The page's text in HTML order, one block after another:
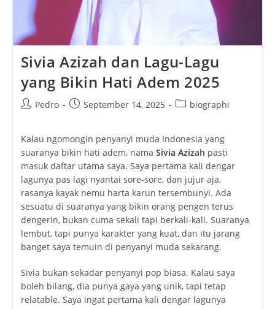
Sivia Azizah dan Lagu-Lagu
yang Bikin Hati Adem 2025
PostPedro
PostSeptember 14, 2025
Postbiographi
Kalau ngomongin penyanyi muda Indonesia yang
suaranya bikin hati adem, nama Sivia Azizah pasti
masuk daftar utama saya. Saya pertama kali dengar
lagunya pas lagi nyantai sore-sore, dan jujur aja,
rasanya kayak nemu harta karun tersembunyi. Ada
sesuatu di suaranya yang bikin orang pengen terus
dengerin, bukan cuma sekali tapi berkali-kali. Suaranya
lembut, tapi punya karakter yang kuat, dan itu jarang
banget saya temuin di penyanyi muda sekarang.
Sivia bukan sekadar penyanyi pop biasa. Kalau saya
boleh bilang, dia punya gaya yang unik, tapi tetap
relatable. Saya ingat pertama kali dengar lagunya